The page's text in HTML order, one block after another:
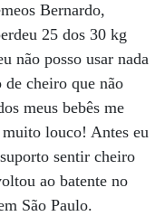
Bernardo,
25 dos 30 kg
não posso usar nada
cheiro que não
meus bebês me
louco! Antes eu
sentir cheiro
ao batente no
São Paulo.